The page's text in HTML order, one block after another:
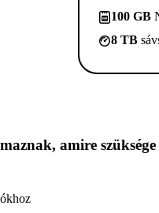
100 GB
8 TB
amire